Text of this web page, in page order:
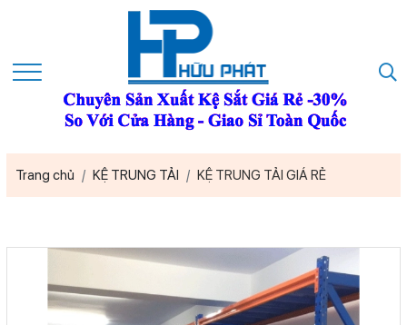
Trang chủ KỆ TRUNG TẢI KỆ TRUNG TẢI GIÁ RẺ